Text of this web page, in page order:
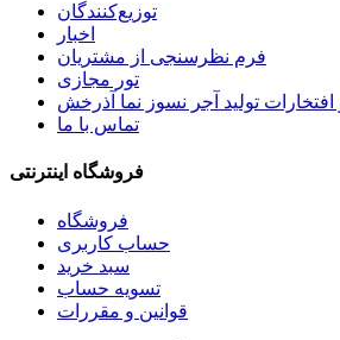
توزیع‌کنندگان
اخبار
فرم نظرسنجی از مشتریان
تور مجازی
افتخارات تولید آجر نسوز نما آذرخش
تماس با ما
فروشگاه اینترنتی
فروشگاه
حساب کاربری
سبد خرید
تسویه حساب
قوانین و مقررات